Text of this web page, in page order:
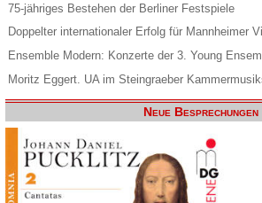
75-jähriges Bestehen der Berliner Festspiele
Doppelter internationaler Erfolg für Mannheimer
Ensemble Modern: Konzerte der 3. Young
Moritz Eggert. UA im Steingraeber
Neue Besprechungen